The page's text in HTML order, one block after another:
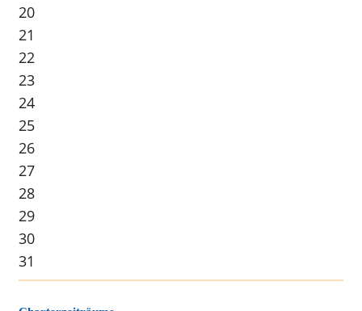
20
21
22
23
24
25
26
27
28
29
30
31